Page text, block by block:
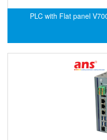
Electro Adda
Electronic Design System
Electronics Inc. Viet Nam
PLC with Flat panel